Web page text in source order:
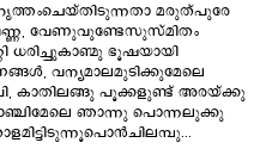
മരുത്പുരേ
വേണുവുണ്ടേസുസ്മിതം
വന്യമാലമുടിക്കുമേലെ
പൂക്കളുണ്ട് അരയ്ക്കു
ഞാന്നു പൊന്നലുക്കു